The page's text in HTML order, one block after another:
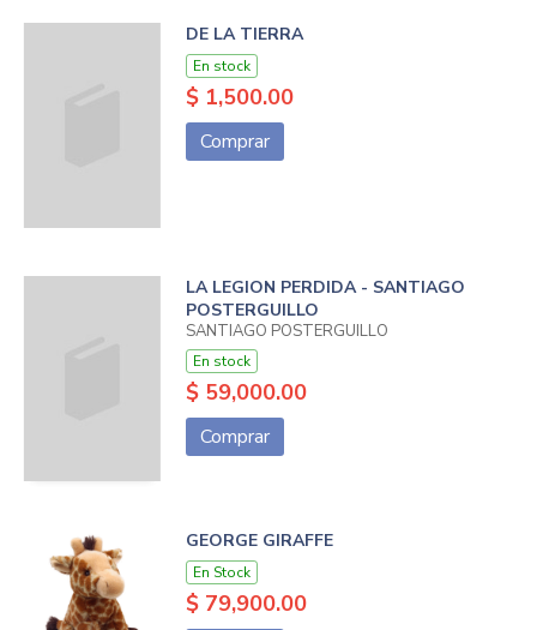
DE LA TIERRA
En stock
$ 1,500.00
Comprar
LA LEGION PERDIDA - SANTIAGO
POSTERGUILLO
SANTIAGO POSTERGUILLO
En stock
$ 59,000.00
Comprar
GEORGE GIRAFFE
En Stock
$ 79,900.00